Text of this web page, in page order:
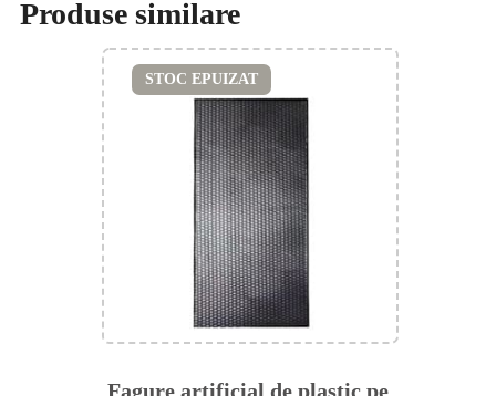
Produse similare
Fagure artificial de plastic pe
STOC EPUIZAT